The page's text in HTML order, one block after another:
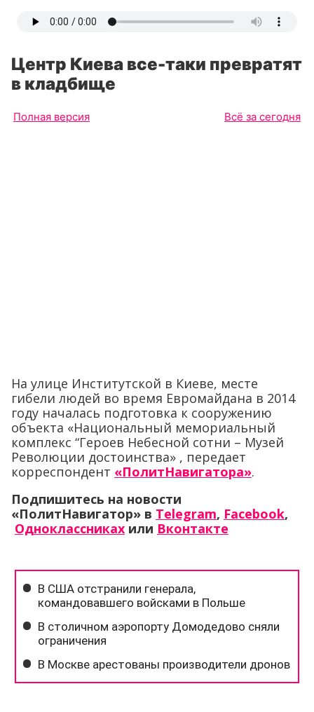
Центр Киева все-таки превратят
в кладбище
Полная версия Всё за сегодня
На улице Институтской в Киеве, месте
гибели людей во время Евромайдана в 2014
году началась подготовка к сооружению
объекта «Национальный мемориальный
комплекс “Героев Небесной сотни – Музей
Революции достоинства» , передает
корреспондент «ПолитНавигатора».
Подпишитесь на новости
«ПолитНавигатор» в Telegram, Facebook,
Одноклассниках или Вконтакте